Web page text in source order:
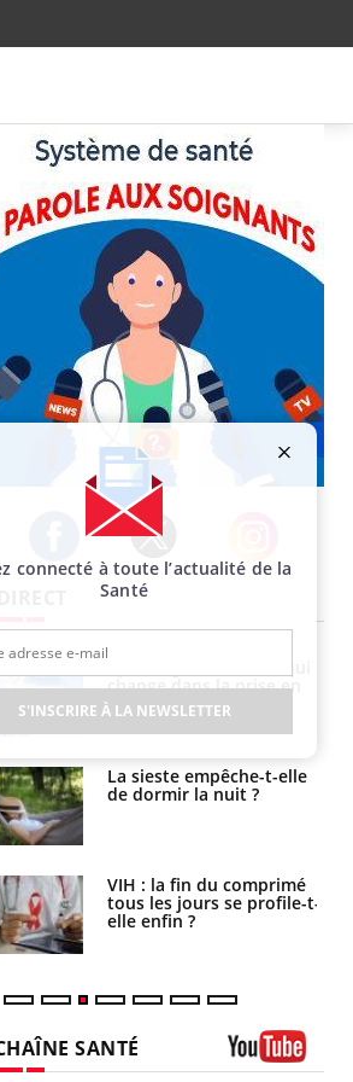
Facebook Twitter Instagram
change dans la prise en
charge des femmes
enceintes
La sieste empêche-t-elle
de dormir la nuit ?
VIH : la fin du comprimé
tous les jours se profile-t-
elle enfin ?
gâche-t-il les premiers
jours de vos vacances ?
Fortes chaleurs :
pourquoi le risque de
Le Viagra pourrait-il
freiner la propagation du
cancer ?
SANTÉ
connecté à toute l’actualité de la
Santé
S'INSCRIRE À LA NEWSLETTER